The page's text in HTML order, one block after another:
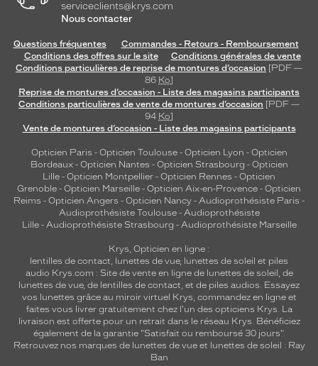
serviceclients@krys.com
Nous contacter
Questions fréquentes
Commandes - Retours - Remboursement
Conditions des offres sur le site
Conditions générales de vente
Conditions particulières de reprise de montures d’occasion [PDF —
86 Ko]
Reprise de montures d’occasion - Liste des magasins participants
Conditions particulières de vente de montures d’occasion [PDF —
94 Ko]
Vente de montures d’occasion - Liste des magasins participants
Opticien Paris - Opticien Toulouse- Opticien Lyon - Opticien
Bordeaux- Opticien Nantes - Opticien Strasbourg - Opticien
Lille - Opticien Montpellier - Opticien Rennes - Opticien
Grenoble - Opticien Marseille - Opticien Aix-en-Provence - Opticien
Reims - Opticien Angers - Opticien Nancy - Audioprothésiste Paris -
Audioprothésiste Toulouse- Audioprothésiste
Lille- Audioprothésiste Strasbourg - Audioprothésiste Marseille
Krys, Opticien en ligne :
lentilles de contact, lunettes de vue, lunettes de soleil et piles
audio Krys.com : Site de vente en ligne de lunettes de soleil, de
lunettes de vue, de lentilles de contact, et de piles audios. Essayez
vos lunettes grâce au miroir virtuel Krys, commandez en ligne et
faites vous livrer gratuitement chez l'un des opticiens Krys. La
livraison est offerte pour un retrait dans le réseau Krys. Bénéficiez
également de la garantie "Satisfait ou remboursé 30 jours".
Retrouvez nos marques de lunettes de vue et lunettes de soleil : Ray
Ban